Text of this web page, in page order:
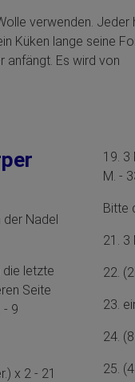
verwenden.
Küken lange seine
anfängt. Es wird von
der Nadel
die letzte
Seite
- 9
x 2 - 21
19. 3
M. -
Bitte
21. 3
22.
23.
24.
25.